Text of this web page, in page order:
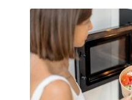
Sirkencübin
Şerbeti Tarifi, Nasıl
Yapılır?
Reyhan Şerbeti
Tarifi, Nasıl Yapılır?